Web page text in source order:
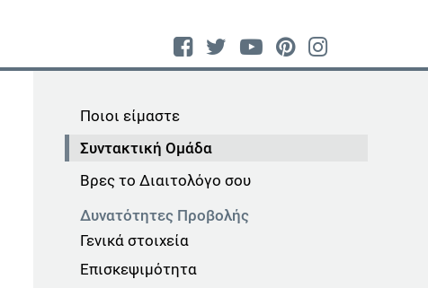
Ποιοι είμαστε
Συντακτική Ομάδα
Βρες το Διαιτολόγο σου
Δυνατότητες Προβολής
Γενικά στοιχεία
Επισκεψιμότητα